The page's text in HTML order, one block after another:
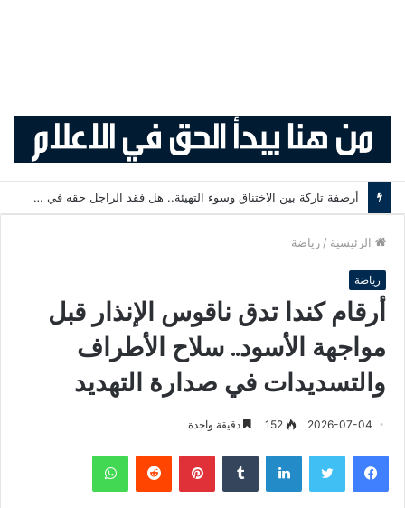
ليل يستعد لوداع أيوب بوعدي.. موهبة ريال مدريد على رادار النادي الفرنسي .
الرئيسية / رياضة
رياضة
أرقام كندا تدق ناقوس الإنذار قبل
مواجهة الأسود.. سلاح الأطراف
والتسديدات في صدارة التهديد
2026-07-04
152 دقيقة واحدة
فيسبوك لينكدإن بينتيريست